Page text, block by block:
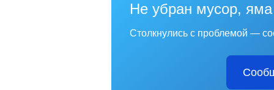
Не убран мусор,
Столкнулись с проблемой —